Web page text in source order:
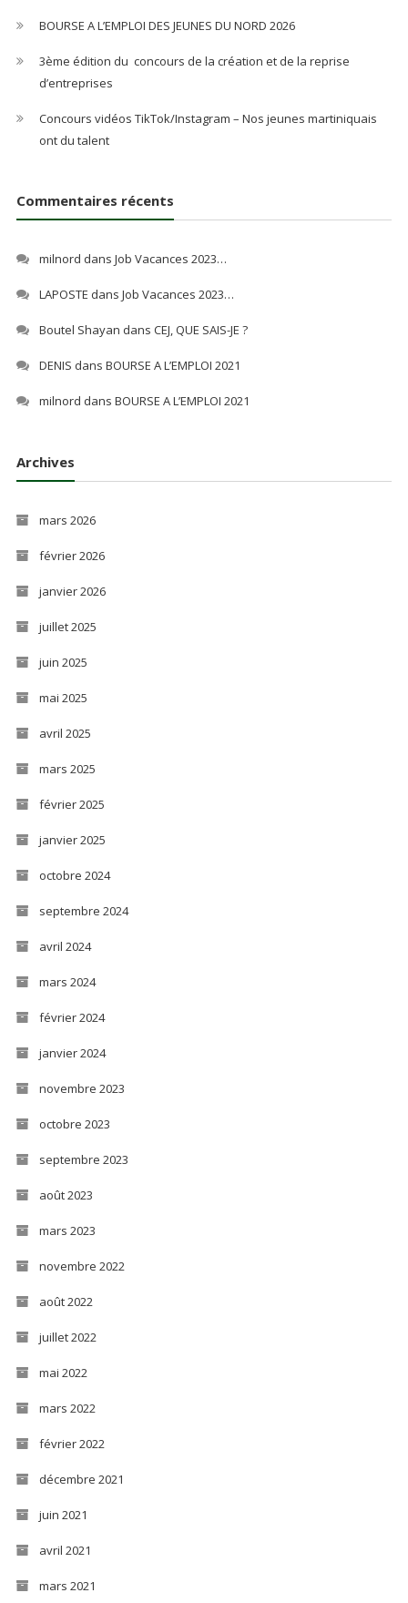
BOURSE A L’EMPLOI DES JEUNES DU NORD 2026
3ème édition du concours de la création et de la reprise
d’entreprises
Concours vidéos TikTok/Instagram – Nos jeunes martiniquais
ont du talent
Commentaires récents
milnord dans Job Vacances 2023…
LAPOSTE dans Job Vacances 2023…
Boutel Shayan dans CEJ, QUE SAIS-JE ?
DENIS dans BOURSE A L’EMPLOI 2021
milnord dans BOURSE A L’EMPLOI 2021
Archives
mars 2026
février 2026
janvier 2026
juillet 2025
juin 2025
mai 2025
avril 2025
mars 2025
février 2025
janvier 2025
octobre 2024
septembre 2024
avril 2024
mars 2024
février 2024
janvier 2024
novembre 2023
octobre 2023
septembre 2023
août 2023
mars 2023
novembre 2022
août 2022
juillet 2022
mai 2022
mars 2022
février 2022
décembre 2021
juin 2021
avril 2021
mars 2021